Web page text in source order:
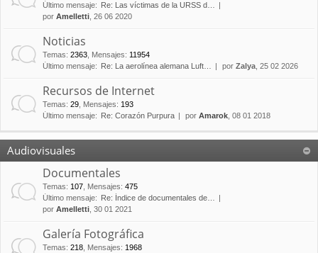
Último mensaje:
Re: Las víctimas de la URSS d…
por Amelletti , 26 06 2020
Noticias
Temas: 2363 Mensajes: 11954
Último mensaje:
Re: La aerolínea alemana Luft… por Zalya , 25 02 2026
Recursos de Internet
Temas: 29 Mensajes: 193
Último mensaje:
Re: Corazón Purpura por Amarok , 08 01 2018
Audiovisuales
Documentales
Temas: 107 Mensajes: 475
Último mensaje:
Re: Índice de documentales de…
por Amelletti , 30 01 2021
Galería Fotográfica
Temas: 218 Mensajes: 1968